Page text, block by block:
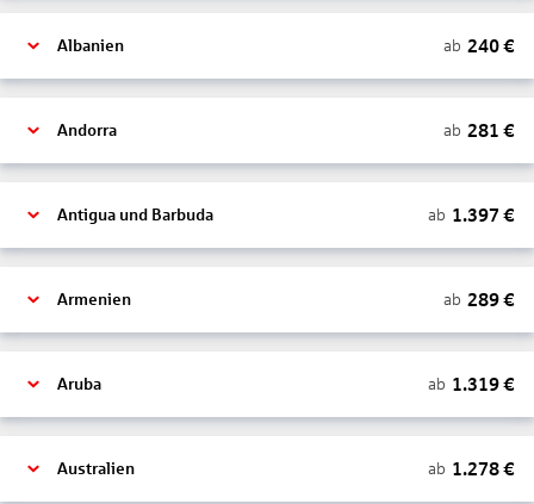
Albanien ab 240€
Andorra ab 281 €
Antigua und Barbuda ab 1.397 €
Armenien ab 289€
Aruba ab 1.319€
Australien ab 1.278€